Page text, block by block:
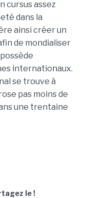
cursus assez
dans la
ainsi créer un
de mondialiser
internationaux.
se trouve à
pas moins de
une trentaine
le !